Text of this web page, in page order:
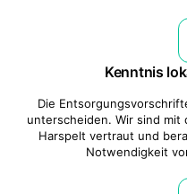
Kenntnis
Die
unterscheiden. Wir sind mit
Harspelt vertraut und
Notwendigkeit